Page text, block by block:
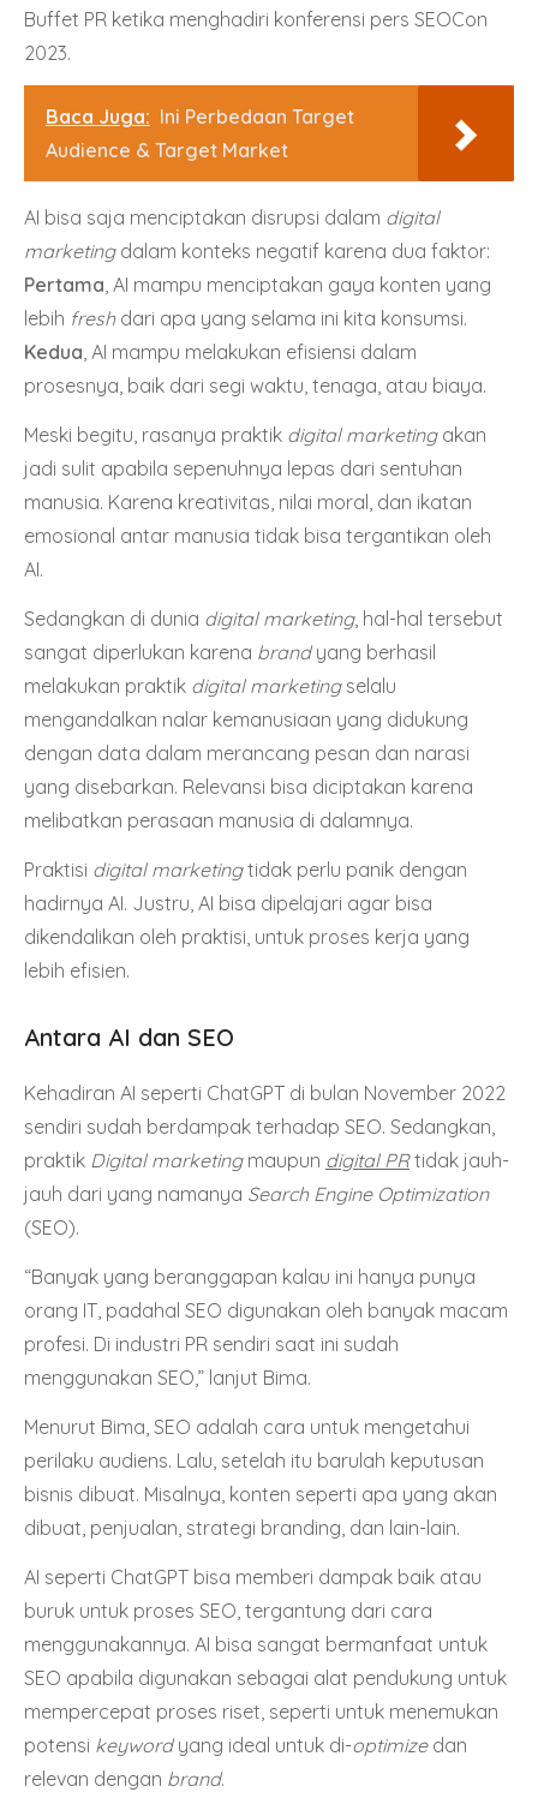
Buffet PR ketika menghadiri konferensi pers SEOCon
2023.
Baca Juga: Ini Perbedaan Target
Audience & Target Market
AI bisa saja menciptakan disrupsi dalam digital
marketingdalam konteks negatif karena dua faktor:
Pertama, AI mampu menciptakan gaya konten yang
lebih fresh dari apa yang selama ini kita konsumsi.
Kedua, AI mampu melakukan efisiensi dalam
prosesnya, baik dari segi waktu, tenaga, atau biaya.
Meski begitu, rasanya praktik digital marketing akan
jadi sulit apabila sepenuhnya lepas dari sentuhan
manusia. Karena kreativitas, nilai moral, dan ikatan
emosional antar manusia tidak bisa tergantikan oleh
AI.
Sedangkan di dunia digital marketing, hal-hal tersebut
sangat diperlukan karena brandyang berhasil
melakukan praktik digital marketing selalu
mengandalkan nalar kemanusiaan yang didukung
dengan data dalam merancang pesan dan narasi
yang disebarkan. Relevansi bisa diciptakan karena
melibatkan perasaan manusia di dalamnya.
Praktisi digital marketingtidak perlu panik dengan
hadirnya AI. Justru, AI bisa dipelajari agar bisa
dikendalikan oleh praktisi, untuk proses kerja yang
lebih efisien.
Antara AI dan SEO
Kehadiran AI seperti ChatGPT di bulan November 2022
sendiri sudah berdampak terhadap SEO. Sedangkan,
praktik Digital marketing maupun digital PRtidak jauh-
jauh dari yang namanya Search Engine Optimization
(SEO).
“Banyak yang beranggapan kalau ini hanya punya
orang IT, padahal SEO digunakan oleh banyak macam
profesi. Di industri PR sendiri saat ini sudah
menggunakan SEO,” lanjut Bima.
Menurut Bima, SEO adalah cara untuk mengetahui
perilaku audiens. Lalu, setelah itu barulah keputusan
bisnis dibuat. Misalnya, konten seperti apa yang akan
dibuat, penjualan, strategi branding, dan lain-lain.
AI seperti ChatGPT bisa memberi dampak baik atau
buruk untuk proses SEO, tergantung dari cara
menggunakannya. AI bisa sangat bermanfaat untuk
SEO apabila digunakan sebagai alat pendukung untuk
mempercepat proses riset, seperti untuk menemukan
potensi keywordyang ideal untuk di-optimize dan
relevan dengan brand.